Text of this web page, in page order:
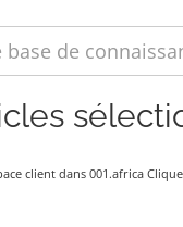
client dans 001.africa